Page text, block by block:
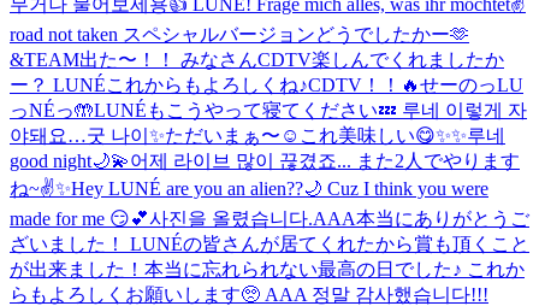
road not taken スペシャルバージョンどうでしたかー🫶
&TEAM出た〜！！ みなさんCDTV楽しんでくれましたか
ー？ LUNÉこれからもよろしくね♪CDTV！！🔥せーのっLU
っNÉっ🤲LUNÉもこうやって寝てください💤 루네 이렇게 자
야돼요…굿 나이✨ただいまぁ〜☺️ これ美味しい😋✨✨루네
good night🌙💫어제 라이브 많이 끊겼죠... また2人でやります
ね~✌️✨Hey LUNÉ are you an alien??🌙 Cuz I think you were
made for me 😏💕사진을 올렸습니다.AAA本当にありがとうご
ざいました！ LUNÉの皆さんが居てくれたから賞も頂くこと
が出来ました！本当に忘れられない最高の日でした♪ これか
らもよろしくお願いします🥺 AAA 정말 감사했습니다!!!